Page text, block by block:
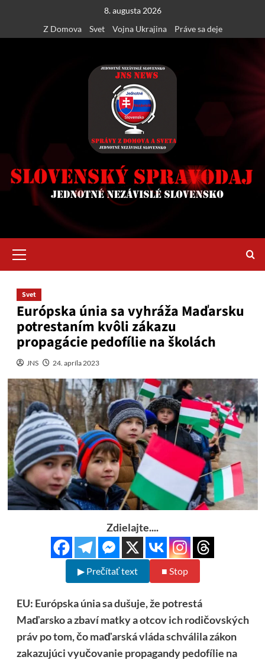
content
8. augusta 2026
Z Domova
Svet Vojna Ukrajina Práve sa deje
Menu
Svet
Európska únia sa vyhráža Maďarsku
potrestaním kvôli zákazu
propagácie pedofílie na školách
JNS 24. apríla 2023
Zdielajte....
▶ Prečítať text ■ Stop
EU: Európska únia sa dušuje, že potrestá
Maďarsko a zbaví matky a otcov ich rodičovských
práv po tom, čo maďarská vláda schválila zákon
zakazujúci vyučovanie propagandy pedofílie na